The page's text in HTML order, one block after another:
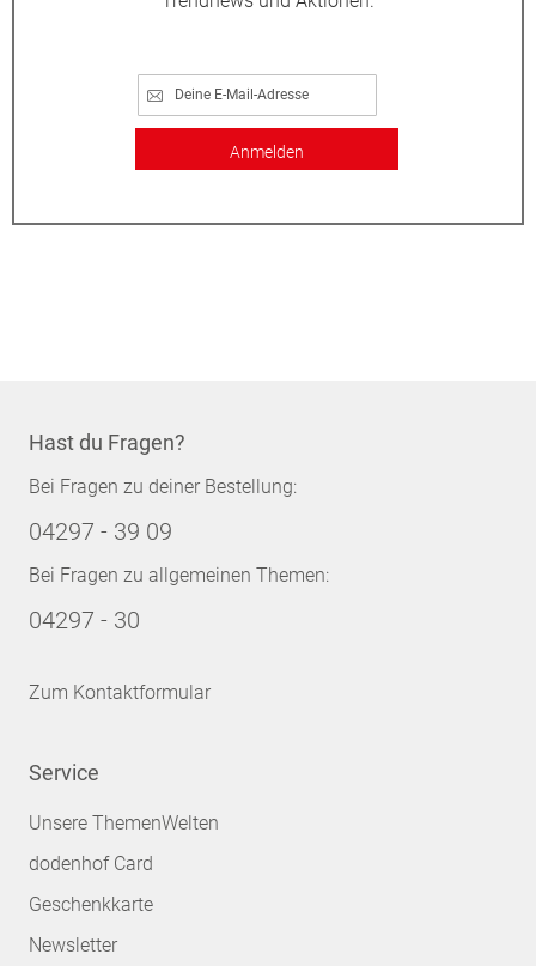
Anmelden
Hast du Fragen?
Bei Fragen zu deiner Bestellung:
04297 - 39 09
Bei Fragen zu allgemeinen Themen:
04297 - 30
Zum Kontaktformular
Service
Unsere ThemenWelten
dodenhof Card
Geschenkkarte
Newsletter